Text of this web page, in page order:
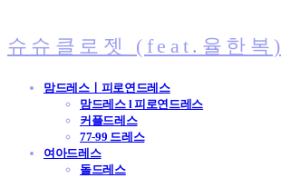
슈슈클로젯 (feat.율한복)
맘드레스ㅣ피로연드레스
맘드레스 l 피로연드레스
커플드레스
77-99 드레스
여아드레스
돌드레스